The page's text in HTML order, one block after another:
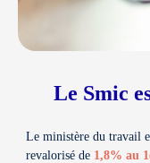
Le Smic
Le ministère du travail
revalorisé de 1,8% au